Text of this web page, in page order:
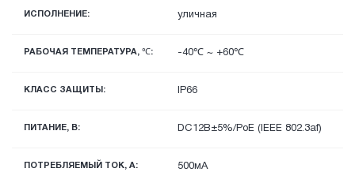
ИСПОЛНЕНИЕ: уличная
РАБОЧАЯ ТЕМПЕРАТУРА, ℃: -40℃ ~ +60℃
КЛАСС ЗАЩИТЫ: IP66
ПИТАНИЕ, В: DС12В±5%/PoE (IEEE 802.3af)
ПОТРЕБЛЯЕМЫЙ ТОК, А: 500мА